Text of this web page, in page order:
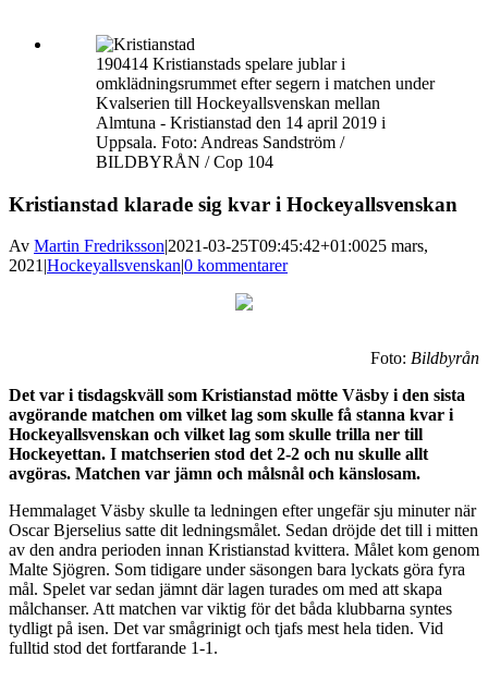
190414 Kristianstads spelare jublar i
omklädningsrummet efter segern i matchen under
Kvalserien till Hockeyallsvenskan mellan
Almtuna - Kristianstad den 14 april 2019 i
Uppsala. Foto: Andreas Sandström /
BILDBYRÅN / Cop 104
Kristianstad klarade sig kvar i Hockeyallsvenskan
Av Martin Fredriksson|2021-03-25T09:45:42+01:0025 mars,
2021|Hockeyallsvenskan|0 kommentarer
Foto: Bildbyrån
Det var i tisdagskväll som Kristianstad mötte Väsby i den sista
avgörande matchen om vilket lag som skulle få stanna kvar i
Hockeyallsvenskan och vilket lag som skulle trilla ner till
Hockeyettan. I matchserien stod det 2-2 och nu skulle allt
avgöras. Matchen var jämn och målsnål och känslosam.
Hemmalaget Väsby skulle ta ledningen efter ungefär sju minuter när
Oscar Bjerselius satte dit ledningsmålet. Sedan dröjde det till i mitten
av den andra perioden innan Kristianstad kvittera. Målet kom genom
Malte Sjögren. Som tidigare under säsongen bara lyckats göra fyra
mål. Spelet var sedan jämnt där lagen turades om med att skapa
målchanser. Att matchen var viktig för det båda klubbarna syntes
tydligt på isen. Det var smågrinigt och tjafs mest hela tiden. Vid
fulltid stod det fortfarande 1-1.